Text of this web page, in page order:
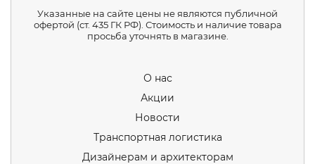
Указанные на сайте цены не являются публичной
офертой (ст. 435 ГК РФ). Стоимость и наличие товара
просьба уточнять в магазине.
О нас
Акции
Новости
Транспортная логистика
Дизайнерам и архитекторам